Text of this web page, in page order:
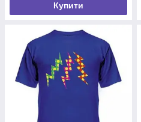
Купити